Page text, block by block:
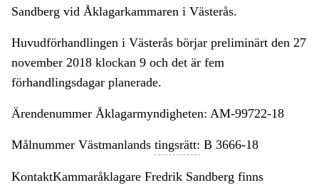
Sandberg vid Åklagarkammaren i Västerås.
Huvudförhandlingen i Västerås börjar preliminärt den 27
november 2018 klockan 9 och det är fem
förhandlingsdagar planerade.
Ärendenummer Åklagarmyndigheten: AM-99722-18
Målnummer Västmanlands tingsrätt: B 3666-18
KontaktKammaråklagare Fredrik Sandberg finns